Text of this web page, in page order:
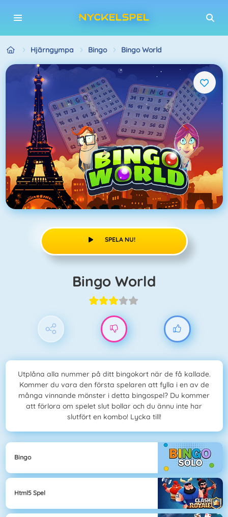
Hjärngympa Bingo Bingo World
SPELA NU!
Bingo World
Utplåna alla nummer på ditt bingokort när de få kallade.
Kommer du vara den första spelaren att fylla i en av de
många vinnande mönster i detta bingospel? Du kommer
att förlora om spelet slut bollar och du ännu inte har
slutfört en kombo! Lycka till!
Bingo
Html5 Spel